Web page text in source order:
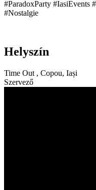
#ParadoxParty #IasiEvents
#Nostalgie
Helyszín
Time Out , Copou, Iași
Szervező